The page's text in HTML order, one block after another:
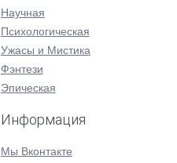
Научная
Психологическая
Ужасы и Мистика
Фэнтези
Эпическая
Информация
Мы Вконтакте